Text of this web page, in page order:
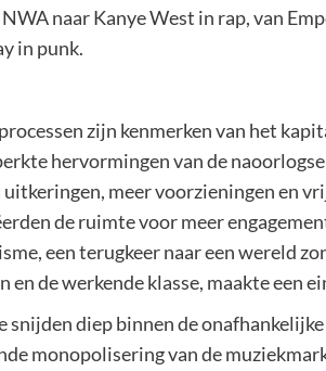
naar Kanye West in rap, van
in punk.
zijn kenmerken van het
hervormingen van de
meer voorzieningen en
de ruimte voor meer
een terugkeer naar een wereld
de werkende klasse, maakte een
diep binnen de
monopolisering van de